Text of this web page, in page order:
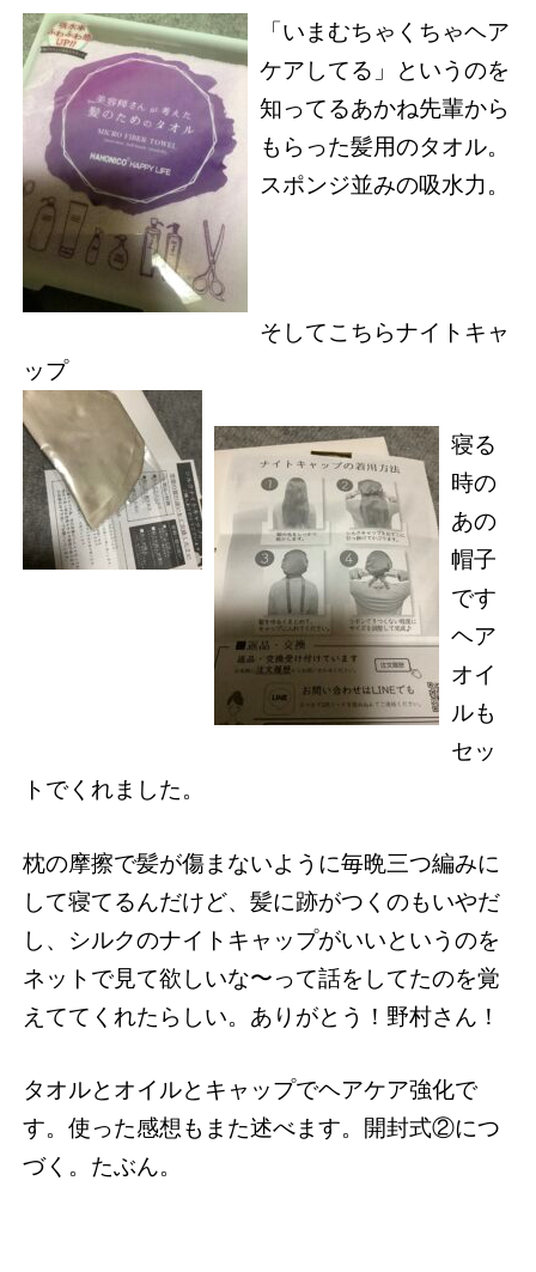
「いまむちゃくちゃヘア
ケアしてる」というのを
知ってるあかね先輩から
もらった髪用のタオル。
スポンジ並みの吸水力。
そしてこちらナイトキャ
ップ
寝る
時の
あの
帽子
です
ヘア
オイ
ルも
セッ
トでくれました。
枕の摩擦で髪が傷まないように毎晩三つ編みに
して寝てるんだけど、髪に跡がつくのもいやだ
し、シルクのナイトキャップがいいというのを
ネットで見て欲しいな〜って話をしてたのを覚
えててくれたらしい。ありがとう！野村さん！
タオルとオイルとキャップでヘアケア強化で
す。使った感想もまた述べます。開封式②につ
づく。たぶん。